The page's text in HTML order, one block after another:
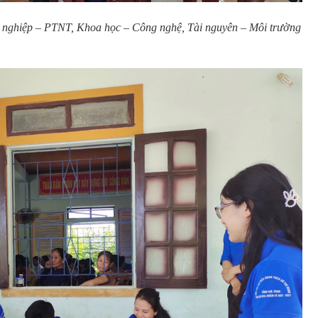
– PTNT, Khoa học – Công nghệ, Tài nguyên – Môi trường